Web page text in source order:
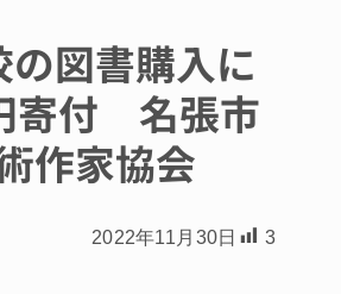
の図書購入に
寄付 名張市
作家協会
2022年11月30日 3